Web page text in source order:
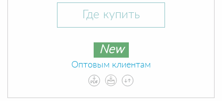
Где купить
New
Оптовым клиентам